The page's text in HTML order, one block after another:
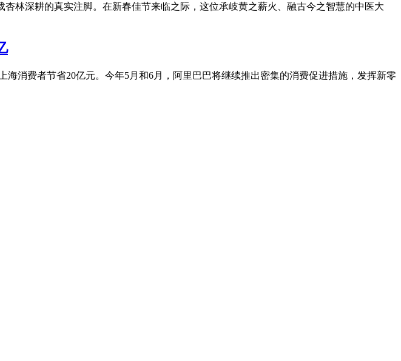
林深耕的真实注脚。在新春佳节来临之际，这位承岐黄之薪火、融古今之智慧的中医大
消费者节省20亿元。今年5月和6月，阿里巴巴将继续推出密集的消费促进措施，发挥新零